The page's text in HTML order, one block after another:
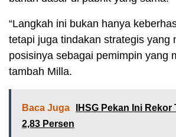
“Langkah ini bukan hanya
tetapi juga tindakan strategis yang
posisinya sebagai pemimpin yang
tambah Milla.
Baca Juga
IHSG Pekan Ini
2,83 Persen